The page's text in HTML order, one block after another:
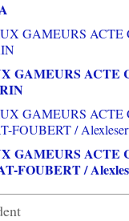
GAMEURS ACTE
GAMEURS ACTE
FOUBERT /